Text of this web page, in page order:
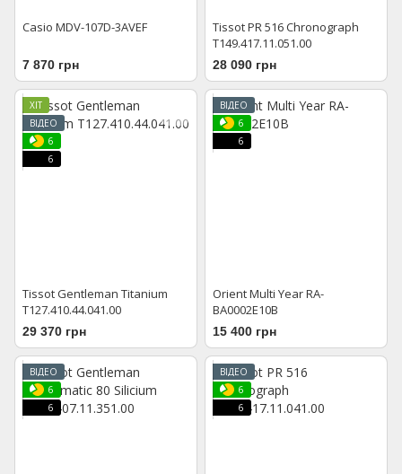
Casio MDV-107D-3AVEF
7 870 грн
Tissot PR 516 Chronograph
T149.417.11.051.00
28 090 грн
ХІТ
ВІДЕО
6
6
Tissot Gentleman Titanium
T127.410.44.041.00
29 370 грн
ВІДЕО
6
6
Orient Multi Year RA-
BA0002E10B
15 400 грн
ВІДЕО
6
6
ВІДЕО
6
6